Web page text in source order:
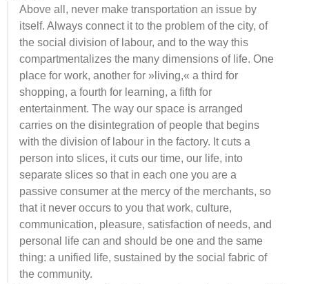
Above all, never make transportation an issue by
itself. Always connect it to the problem of the city, of
the social division of labour, and to the way this
compartmentalizes the many dimensions of life. One
place for work, another for »living,« a third for
shopping, a fourth for learning, a fifth for
entertainment. The way our space is arranged
carries on the disintegration of people that begins
with the division of labour in the factory. It cuts a
person into slices, it cuts our time, our life, into
separate slices so that in each one you are a
passive consumer at the mercy of the merchants, so
that it never occurs to you that work, culture,
communication, pleasure, satisfaction of needs, and
personal life can and should be one and the same
thing: a unified life, sustained by the social fabric of
the community.